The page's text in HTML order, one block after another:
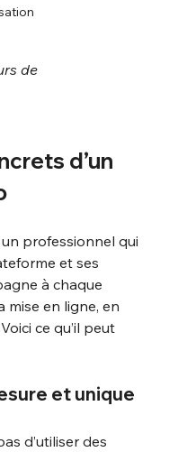
de
d’un
un professionnel qui
et ses
à chaque
mise en ligne, en
ce qu’il peut
et unique
d’utiliser des